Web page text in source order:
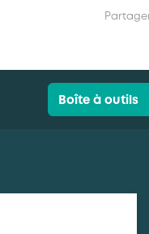
Boîte à outils